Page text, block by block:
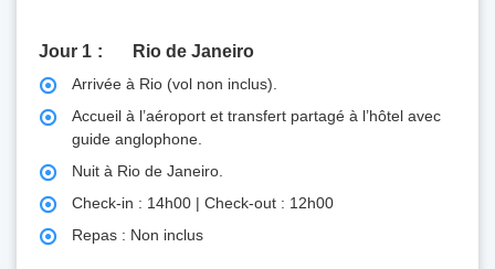
Jour 1 Rio de Janeiro
Arrivée à Rio (vol non inclus).
Accueil à l’aéroport et transfert partagé à l’hôtel avec
guide anglophone.
Nuit à Rio de Janeiro.
Check-in : 14h00 | Check-out : 12h00
Repas : Non inclus